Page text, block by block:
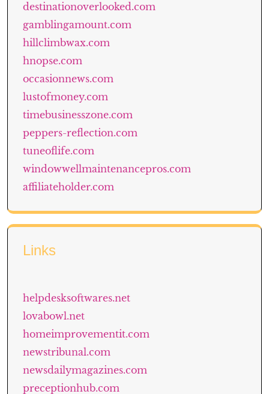
destinationoverlooked.com
gamblingamount.com
hillclimbwax.com
hnopse.com
occasionnews.com
lustofmoney.com
timebusinesszone.com
peppers-reflection.com
tuneoflife.com
windowwellmaintenancepros.com
affiliateholder.com
Links
helpdesksoftwares.net
lovabowl.net
homeimprovementit.com
newstribunal.com
newsdailymagazines.com
preceptionhub.com